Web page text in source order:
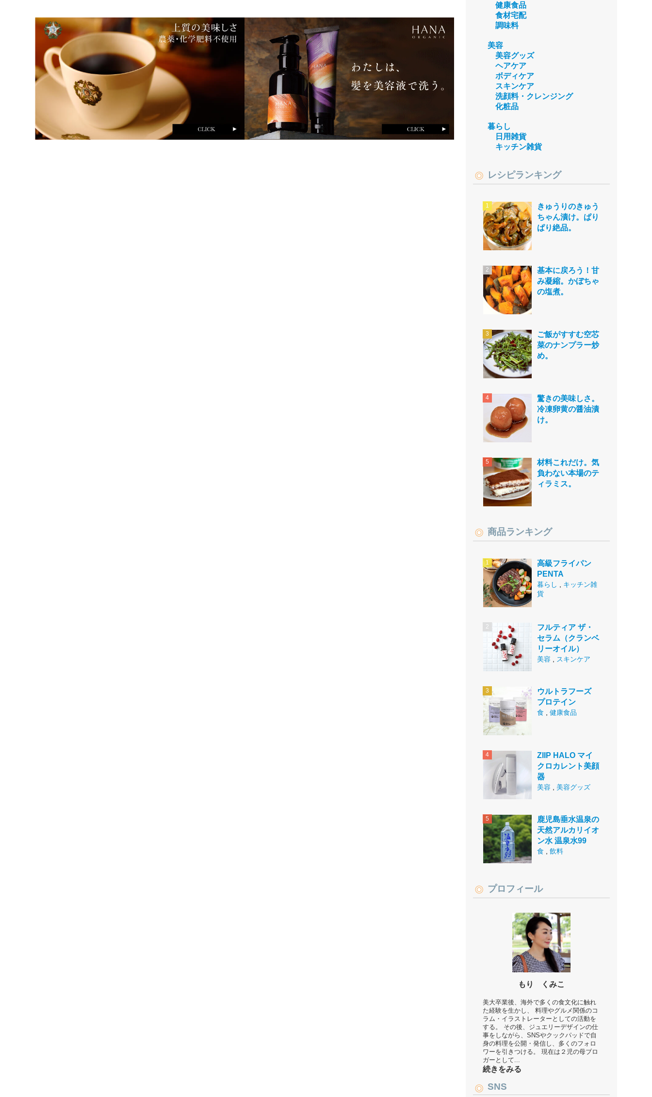
健康食品
食材宅配
調味料
美容
美容グッズ
ヘアケア
ボディケア
スキンケア
洗顔料・クレンジング
化粧品
暮らし
日用雑貨
キッチン雑貨
レシピランキング
きゅうりのきゅう
ちゃん漬け。ぱり
ぱり絶品。
基本に戻ろう！甘
み凝縮。かぼちゃ
の塩煮。
ご飯がすすむ空芯
菜のナンプラー炒
め。
驚きの美味しさ。
冷凍卵黄の醤油漬
け。
材料これだけ。気
負わない本場のテ
ィラミス。
商品ランキング
高級フライパン
PENTA
暮らし
キッチン雑
貨
フルティア ザ・
セラム（クランベ
リーオイル）
美容 スキンケア
ウルトラフーズ
プロテイン
食 健康食品
ZIIP HALO マイ
クロカレント美顔
器
美容 美容グッズ
鹿児島垂水温泉の
天然アルカリイオ
ン水 温泉水99
食 飲料
プロフィール
もり くみこ
美大卒業後、海外で多くの食文化に触れ
た経験を生かし、 料理やグルメ関係のコ
ラム・イラストレーターとしての活動を
する。 その後、ジュエリーデザインの仕
事をしながら、SNSやクックパッドで自
身の料理を公開・発信し、多くのフォロ
ワーを引きつける。 現在は２児の母ブロ
ガーとして...
続きをみる
SNS